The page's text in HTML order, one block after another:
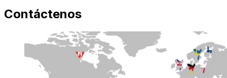
Contáctenos